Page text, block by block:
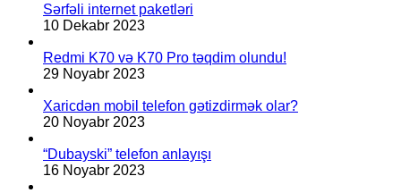
Sərfəli internet paketləri
10 Dekabr 2023
Redmi K70 və K70 Pro təqdim olundu!
29 Noyabr 2023
Xaricdən mobil telefon gətizdirmək olar?
20 Noyabr 2023
“Dubayski” telefon anlayışı
16 Noyabr 2023